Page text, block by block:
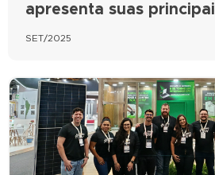
apresenta suas
SET/2025